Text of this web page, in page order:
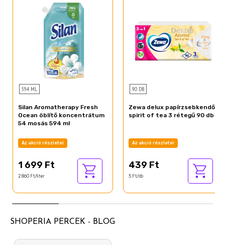
594 ML
Silan Aromatherapy Fresh
Ocean öblítő koncentrátum
54 mosás 594 ml
Az akció részletei
1 699 Ft
2 860 Ft/liter
90 DB
Zewa delux papírzsebkendő
spirit of tea 3 rétegű 90 db
Az akció részletei
439 Ft
5 Ft/db
SHOPERIA PERCEK - BLOG